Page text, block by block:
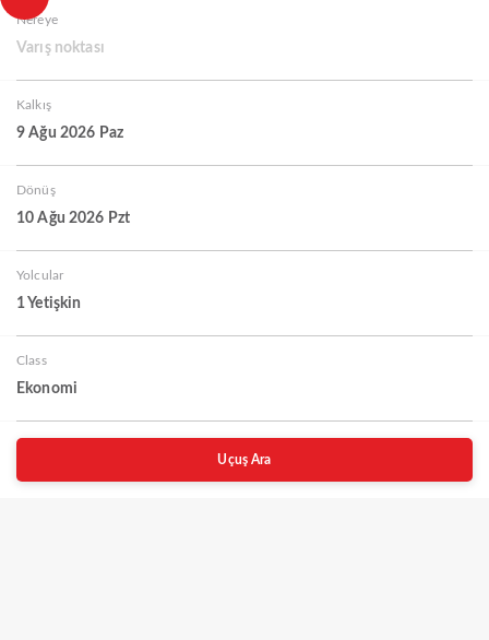
Nereye
Varış noktası
Kalkış
9 Ağu 2026 Paz
Dönüş
10 Ağu 2026 Pzt
Yolcular
1 Yetişkin
Class
Ekonomi
Uçuş Ara